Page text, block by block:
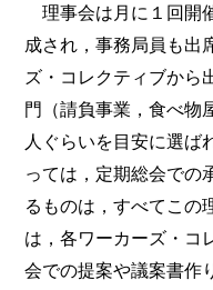
理事会は月に１回開
成され，事務局員も出
ズ・コレクティブから
門（請負事業，食べ物
人ぐらいを目安に選ば
っては，定期総会での
るものは，すべてこの
は，各ワーカーズ・コ
会での提案や議案書作